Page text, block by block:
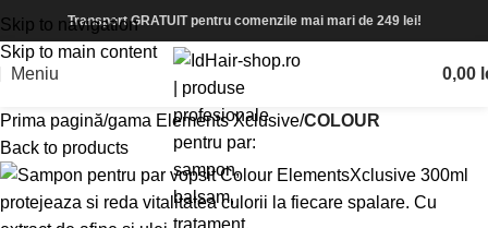
Skip to navigation
Skip to main content
Transport GRATUIT pentru comenzile mai mari de 249 lei!
Meniu 0,00
Prima pagină gama Elements Xclusive COLOUR
Back to products